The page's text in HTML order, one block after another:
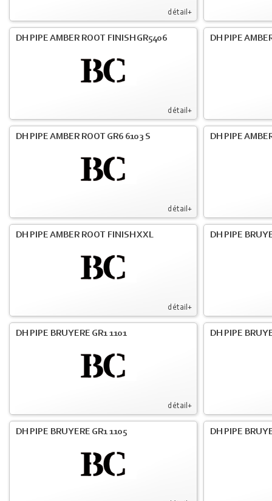
détail+
détail+
DH PIPE AMBER ROOT FINISH GR5406 DH PIPE
détail+
DH PIPE AMBER ROOT GR6 6103 S DH PIPE
détail+
DH PIPE AMBER ROOT FINISH XXL DH PIPE
détail+
DH PIPE BRUYERE GR1 1101 DH PIPE
DH PIPE BRUYERE GR1 1105 DH PIPE